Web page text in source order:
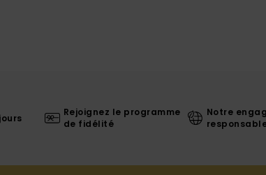
Rejoignez le programme
de fidélité
Notre